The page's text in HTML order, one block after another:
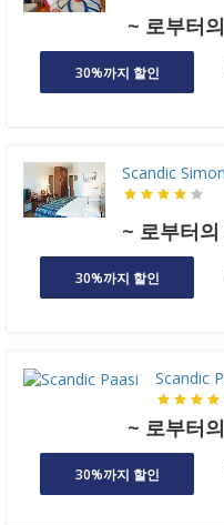
~ 로부터
30%까지 할인
Scandic
~ 로부터
30%까지 할인
Scandic
~ 로부터
30%까지 할인